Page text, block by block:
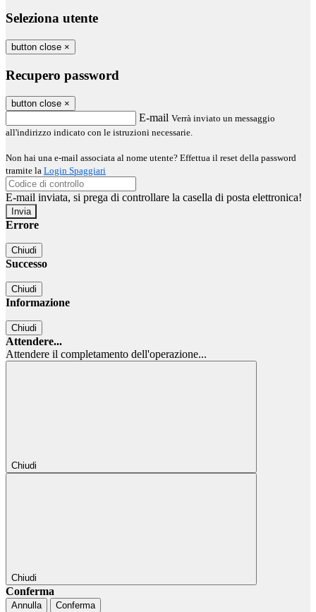
Seleziona utente
button close ×
Recupero password
button close ×
E-mail Verrà inviato un messaggio
all'indirizzo indicato con le istruzioni necessarie.
Non hai una e-mail associata al nome utente? Effettua il reset della password
tramite la Login Spaggiari
E-mail inviata, si prega di controllare la casella di posta elettronica!
Errore
Chiudi
Successo
Chiudi
Informazione
Chiudi
Attendere...
Attendere il completamento dell'operazione...
Chiudi
Chiudi
Conferma
Annulla Conferma